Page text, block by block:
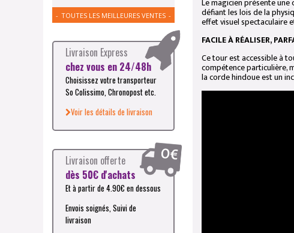
TOUTES LES MEILLEURES VENTES
Livraison Express
chez vous en 24/48h
Choisissez votre transporteur
So Colissimo, Chronopost etc.
Voir les détails de livraison
Livraison offerte
dès 50€ d'achats
Et à partir de 4.90€ en dessous
Envois soignés, Suivi de
livraison
défiant les lois de la
effet visuel spectaculaire
FACILE À RÉALISER,
Ce tour est accessible à
compétence particulière,
la corde hindoue est un